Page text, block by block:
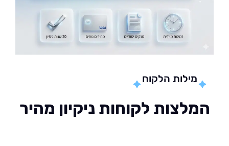
מילות הלקוח
לקוחות ניקיון מהיר